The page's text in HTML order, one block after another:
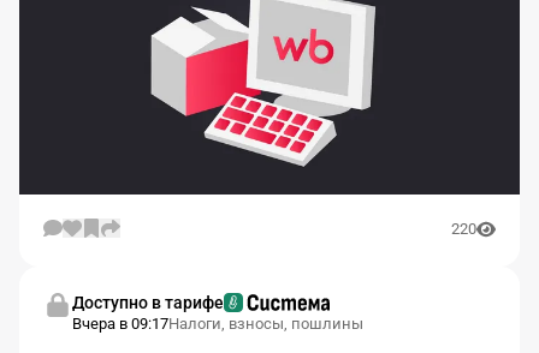
220
Доступно в тарифе
Вчера в 09:17Налоги, взносы, пошлины